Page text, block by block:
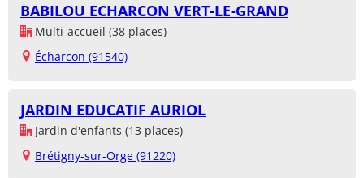
BABILOU ECHARCON VERT-LE-GRAND
Multi-accueil (38 places)
Écharcon (91540)
JARDIN EDUCATIF AURIOL
Jardin d'enfants (13 places)
Brétigny-sur-Orge (91220)